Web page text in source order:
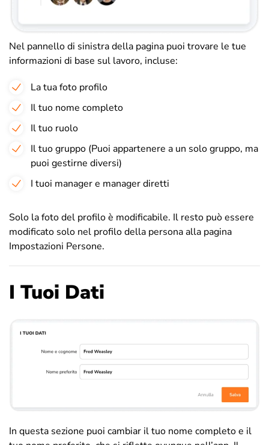
Nel pannello di sinistra della pagina puoi trovare le tue
informazioni di base sul lavoro, incluse:
La tua foto profilo
Il tuo nome completo
Il tuo ruolo
Il tuo gruppo (Puoi appartenere a un solo gruppo, ma
puoi gestirne diversi)
I tuoi manager e manager diretti
Solo la foto del profilo è modificabile. Il resto può essere
modificato solo nel profilo della persona alla pagina
Impostazioni Persone.
I Tuoi Dati
In questa sezione puoi cambiar il tuo nome completo e il